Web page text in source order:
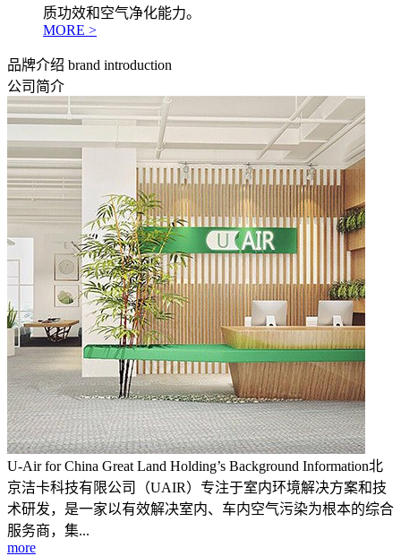
质功效和空气净化能力。
MORE >
品牌介绍 brand introduction
公司简介
U-Air for China Great Land Holding’s Background Information北
京洁卡科技有限公司（UAIR）专注于室内环境解决方案和技
术研发，是一家以有效解决室内、车内空气污染为根本的综合
服务商，集...
more